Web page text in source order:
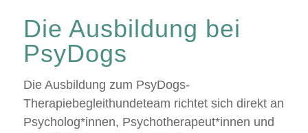
Die Ausbildung bei
PsyDogs
Die Ausbildung zum PsyDogs-
Therapiebegleithundeteam richtet sich direkt an
Psycholog*innen, Psychotherapeut*innen und